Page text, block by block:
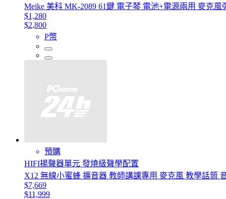
Meike 美科 MK-2089 61鍵 電子琴 電池+電源兩用 麥克
$1,280
$2,800
P幣
預購
HIFI揚聲器單元 發燒級聲學配置
X12 無線小蜜蜂 擴音器 教師講課專用 麥克風 教學話筒
$7,669
$11,999